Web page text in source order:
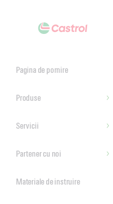
Pagina de pornire
Produse
Servicii
Partener cu noi
Materiale de instruire